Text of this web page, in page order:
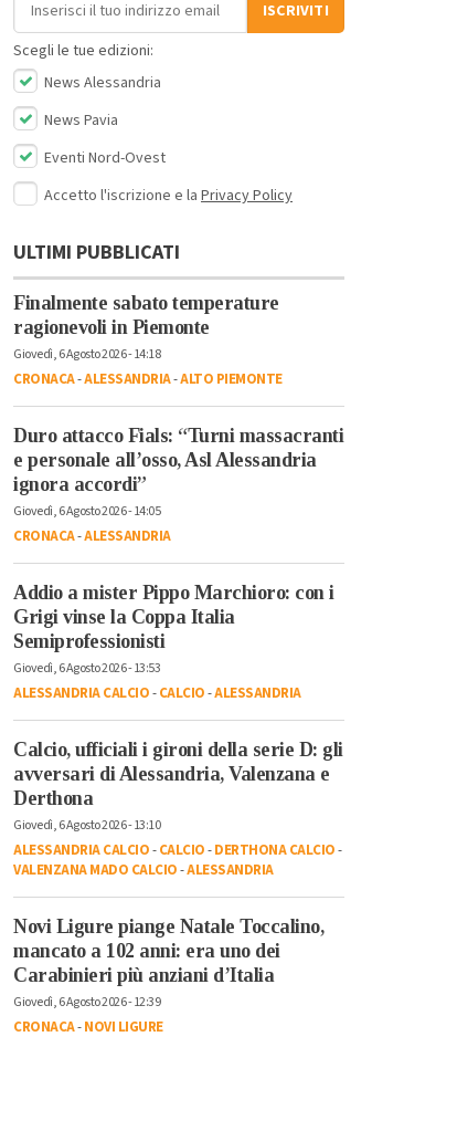
ISCRIVITI
Scegli le tue edizioni:
News Alessandria
News Pavia
Eventi Nord-Ovest
Accetto l'iscrizione e la Privacy Policy
ULTIMI PUBBLICATI
Finalmente sabato temperature
ragionevoli in Piemonte
Giovedì, 6 Agosto 2026 - 14:18
CRONACA-ALESSANDRIA-ALTO PIEMONTE
Duro attacco Fials: “Turni massacranti
e personale all’osso, Asl Alessandria
ignora accordi”
Giovedì, 6 Agosto 2026 - 14:05
CRONACA-ALESSANDRIA
Addio a mister Pippo Marchioro: con i
Grigi vinse la Coppa Italia
Semiprofessionisti
Giovedì, 6 Agosto 2026 - 13:53
ALESSANDRIA CALCIO-CALCIO-ALESSANDRIA
Calcio, ufficiali i gironi della serie D: gli
avversari di Alessandria, Valenzana e
Derthona
Giovedì, 6 Agosto 2026 - 13:10
ALESSANDRIA CALCIO-CALCIO-DERTHONA CALCIO-
VALENZANA MADO CALCIO-ALESSANDRIA
Novi Ligure piange Natale Toccalino,
mancato a 102 anni: era uno dei
Carabinieri più anziani d’Italia
Giovedì, 6 Agosto 2026 - 12:39
CRONACA-NOVI LIGURE